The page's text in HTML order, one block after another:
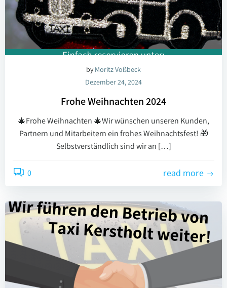
by Moritz Voßbeck
Dezember 24, 2024
Frohe Weihnachten 2024
🎄Frohe Weihnachten 🎄Wir wünschen unseren Kunden,
Partnern und Mitarbeitern ein frohes Weihnachtsfest! 🎁
Selbstverständlich sind wir an […]
0 read more